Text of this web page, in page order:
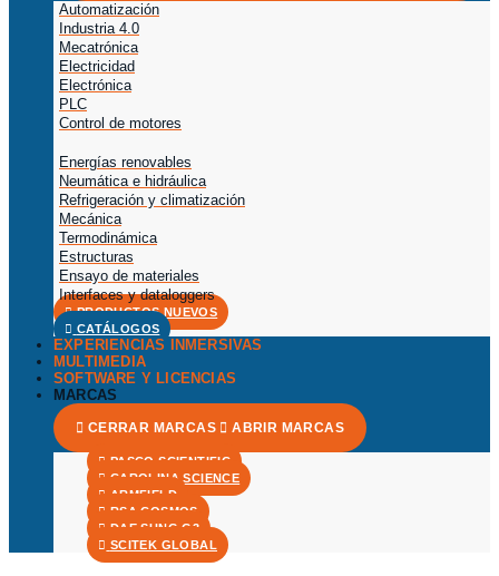
Automatización
Industria 4.0
Mecatrónica
Electricidad
Electrónica
PLC
Control de motores
Energías renovables
Neumática e hidráulica
Refrigeración y climatización
Mecánica
Termodinámica
Estructuras
Ensayo de materiales
Interfaces y dataloggers
PRODUCTOS NUEVOS
CATÁLOGOS
EXPERIENCIAS INMERSIVAS
MULTIMEDIA
SOFTWARE Y LICENCIAS
MARCAS
CERRAR MARCAS ABRIR MARCAS
PASCO SCIENTIFIC
CAROLINA SCIENCE
ARMFIELD
RSA COSMOS
DAE SUNG G3
SCITEK GLOBAL